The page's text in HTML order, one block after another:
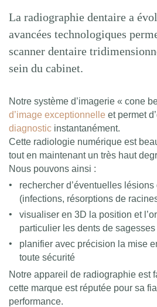
La radiographie dentaire a
avancées technologiques
scanner dentaire
sein du cabinet.
Notre système d’imagerie « cone
d’image exceptionnelle et permet
diagnostic instantanément.
Cette radiologie numérique est
tout en maintenant un très haut
Nous pouvons ainsi :
rechercher d’éventuelles
(infections, résorptions de
visualiser en 3D la position et
particulier les dents de sagesses
planifier avec précision la mise
toute sécurité
Notre appareil de radiographie est
cette marque est réputée pour sa
performance.